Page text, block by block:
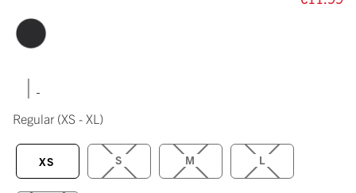
|
Regular (XS - XL)
XS S M L